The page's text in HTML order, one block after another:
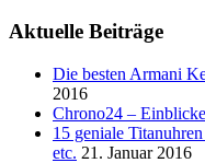
Aktuelle Beiträge
Die besten Armani
2016
Chrono24 –
15 geniale
etc. 21. Januar 2016